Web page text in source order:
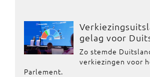
gelag voor
Zo stemde
verkiezingen voor
Parlement.